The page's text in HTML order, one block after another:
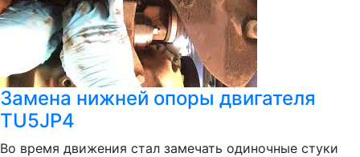
Замена нижней опоры двигателя
TU5JP4
Во время движения стал замечать одиночные стуки